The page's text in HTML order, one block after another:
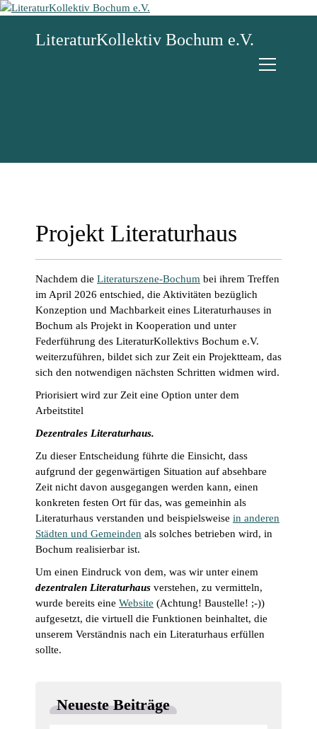
Z
p
LiteraturKollektiv Bochum e.V.
Projekt Literaturhaus
Nachdem die Literaturszene-Bochum bei ihrem Treffen
im April 2026 entschied, die Aktivitäten bezüglich
Konzeption und Machbarkeit eines Literaturhauses in
Bochum als Projekt in Kooperation und unter
Federführung des LiteraturKollektivs Bochum e.V.
weiterzuführen, bildet sich zur Zeit ein Projektteam, das
sich den notwendigen nächsten Schritten widmen wird.
Priorisiert wird zur Zeit eine Option unter dem
Arbeitstitel
Dezentrales Literaturhaus.
Zu dieser Entscheidung führte die Einsicht, dass
aufgrund der gegenwärtigen Situation auf absehbare
Zeit nicht davon ausgegangen werden kann, einen
konkreten festen Ort für das, was gemeinhin als
Literaturhaus verstanden und beispielsweise in anderen
Städten und Gemeinden als solches betrieben wird, in
Bochum realisierbar ist.
Um einen Eindruck von dem, was wir unter einem
dezentralen Literaturhaus verstehen, zu vermitteln,
wurde bereits eine Website (Achtung! Baustelle! ;-))
aufgesetzt, die virtuell die Funktionen beinhaltet, die
unserem Verständnis nach ein Literaturhaus erfüllen
sollte.
Neueste Beiträge